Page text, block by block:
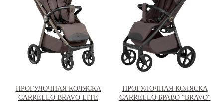
ПРОГУЛОЧНАЯ КОЛЯСКА
CARRELLO BRAVO LITE
ПРОГУЛОЧНАЯ КОЛЯСКА
CARRELLO БРАВО "BRAVO"